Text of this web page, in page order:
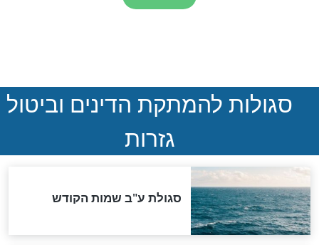
המסמך האבוד שנחשף
במרתפי מוסקבה: כתב היד
הנדיר של הרשב"ם התגלה